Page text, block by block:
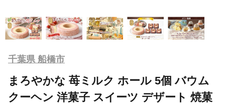
千葉県 船橋市
まろやかな 苺ミルク ホール 5個 バウム
クーヘン 洋菓子 スイーツ デザート 焼菓